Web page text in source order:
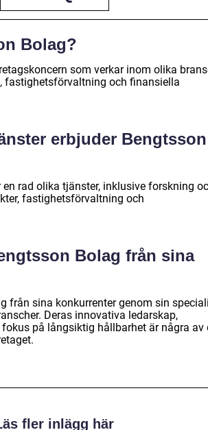
Bolag?
som verkar inom olika
fastighetsförvaltning och finansiella
erbjuder Bengtsson
rad olika tjänster, inklusive forskning
fastighetsförvaltning och
Bolag från sina
från sina konkurrenter genom sin
Deras innovativa ledarskap,
på långsiktig hållbarhet är några av
fler inlägg här